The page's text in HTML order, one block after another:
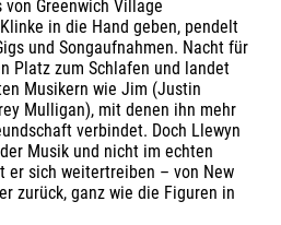
Greenwich Village
in die Hand geben, pendelt
und Songaufnahmen. Nacht für
Platz zum Schlafen und landet
Musikern wie Jim (Justin
Mulligan), mit denen ihn mehr
verbindet. Doch Llewyn
Musik und nicht im echten
er sich weitertreiben – von New
zurück, ganz wie die Figuren in